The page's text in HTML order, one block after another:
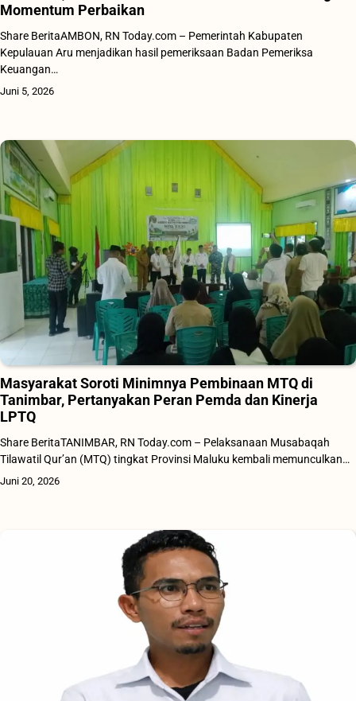
Momentum Perbaikan
Share BeritaAMBON, RN Today.com – Pemerintah Kabupaten
Kepulauan Aru menjadikan hasil pemeriksaan Badan Pemeriksa
Keuangan…
Juni 5, 2026
Masyarakat Soroti Minimnya Pembinaan MTQ di
Tanimbar, Pertanyakan Peran Pemda dan Kinerja
LPTQ
Share BeritaTANIMBAR, RN Today.com – Pelaksanaan Musabaqah
Tilawatil Qur’an (MTQ) tingkat Provinsi Maluku kembali memunculkan…
Juni 20, 2026